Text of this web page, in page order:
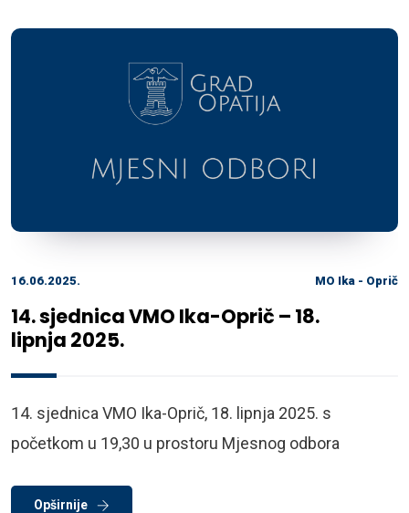
16.06.2025. MO Ika - Oprič
14. sjednica VMO Ika-Oprič – 18.
lipnja 2025.
14. sjednica VMO Ika-Oprič, 18. lipnja 2025. s
početkom u 19,30 u prostoru Mjesnog odbora
Opširnije